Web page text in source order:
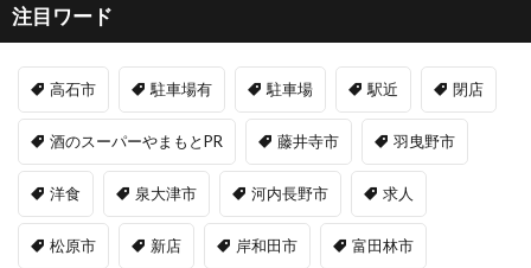
注目ワード
高石市 駐車場有 駐車場 駅近 閉店
酒のスーパーやまもとPR 藤井寺市 羽曳野市
洋食 泉大津市 河内長野市 求人
松原市 新店 岸和田市 富田林市